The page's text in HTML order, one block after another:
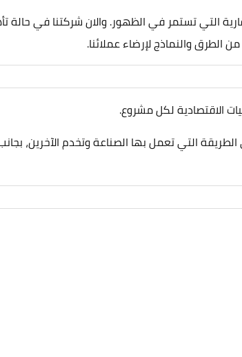
التي تستمر في الظهور. والان شركتنا في حالة
الطرق والنماذج لإرضاء عملائنا.
الاقتصادية لكل مشروع.
التي تعمل بها الصناعة وتخدم الآخرين،